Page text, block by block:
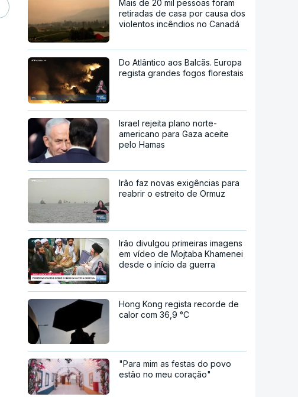
Mais de 20 mil pessoas foram
retiradas de casa por causa dos
violentos incêndios no Canadá
Do Atlântico aos Balcãs. Europa
regista grandes fogos florestais
Israel rejeita plano norte-
americano para Gaza aceite
pelo Hamas
Irão faz novas exigências para
reabrir o estreito de Ormuz
Irão divulgou primeiras imagens
em vídeo de Mojtaba Khamenei
desde o início da guerra
Hong Kong regista recorde de
calor com 36,9 °C
"Para mim as festas do povo
estão no meu coração"